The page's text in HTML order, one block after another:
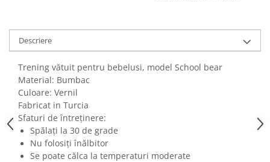
Descriere
Trening vătuit pentru bebelusi, model School bear
Material: Bumbac
Culoare: Vernil
Fabricat in Turcia
Sfaturi de întreținere:
Spălați la 30 de grade
Nu folosiți înălbitor
Se poate călca la temperaturi moderate